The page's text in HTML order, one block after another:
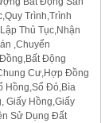
Trình,Trình
Thủ Tục,Nhận
,Chuyển
Động
Cư,Hợp Đồng
Hồng,Sổ Đỏ,Bìa
Giấy Hồng,Giấy
Sử Dụng Đất